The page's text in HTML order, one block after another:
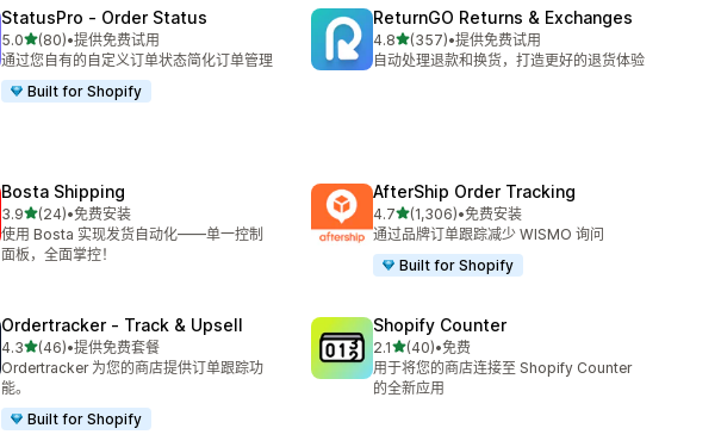
StatusPro ‑ Order Status
5.0星（满分 5 星）
(80)
总共 80 条评论
•提供免费试用
通过您自有的自定义订单状态简化订单管理
Built for Shopify
ReturnGO Returns & Exchanges
4.8星（满分 5 星）
(357)
总共 357 条评论
•提供免费试用
自动处理退款和换货，打造更好的退货体验
Bosta Shipping
3.9星（满分 5 星）
(24)
总共 24 条评论
•免费安装
使用 Bosta 实现发货自动化——单一控制
面板，全面掌控！
AfterShip Order Tracking
4.7星（满分 5 星）
(1,306)
总共 1306 条评论
•免费安装
通过品牌订单跟踪减少 WISMO 询问
Built for Shopify
Ordertracker ‑ Track & Upsell
4.3星（满分 5 星）
(46)
总共 46 条评论
•提供免费套餐
Ordertracker 为您的商店提供订单跟踪功
能。
Built for Shopify
Shopify Counter
2.1星（满分 5 星）
(40)
总共 40 条评论
•免费
用于将您的商店连接至 Shopify Counter
的全新应用